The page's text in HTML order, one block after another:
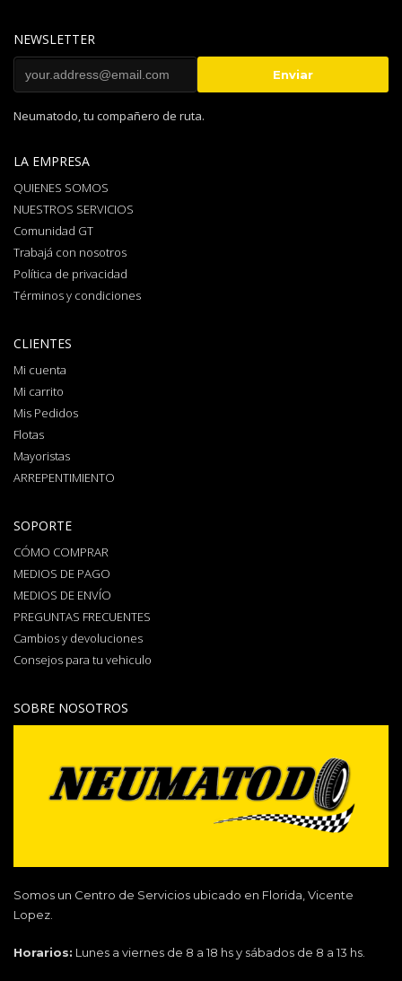
NEWSLETTER
Neumatodo, tu compañero de ruta.
LA EMPRESA
QUIENES SOMOS
NUESTROS SERVICIOS
Comunidad GT
Trabajá con nosotros
Política de privacidad
Términos y condiciones
CLIENTES
Mi cuenta
Mi carrito
Mis Pedidos
Flotas
Mayoristas
ARREPENTIMIENTO
SOPORTE
CÓMO COMPRAR
MEDIOS DE PAGO
MEDIOS DE ENVÍO
PREGUNTAS FRECUENTES
Cambios y devoluciones
Consejos para tu vehiculo
SOBRE NOSOTROS
Somos un Centro de Servicios ubicado en Florida, Vicente
Lopez.
Horarios: Lunes a viernes de 8 a 18 hs y sábados de 8 a 13 hs.